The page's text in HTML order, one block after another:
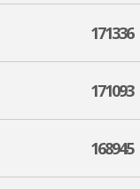
171336
171093
168945